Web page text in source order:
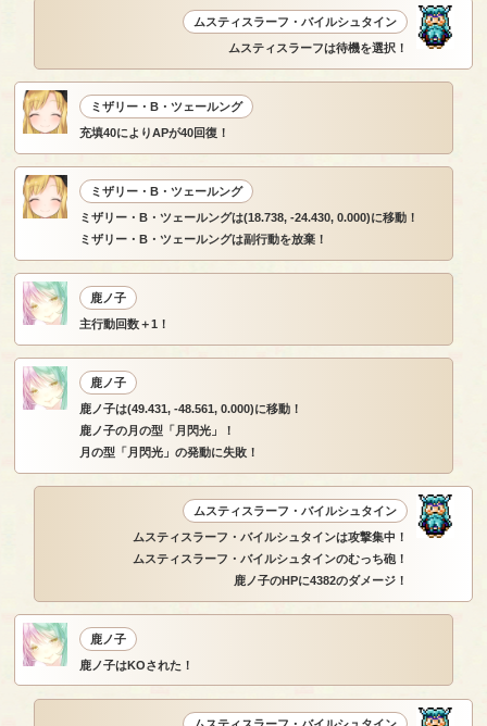
ムスティスラーフ・バイルシュタイン
ムスティスラーフは待機を選択！
ミザリー・B・ツェールング
充填40によりAPが40回復！
ミザリー・B・ツェールング
ミザリー・B・ツェールングは(18.738, -24.430, 0.000)に移動！
ミザリー・B・ツェールングは副行動を放棄！
鹿ノ子
主行動回数＋1！
鹿ノ子
鹿ノ子は(49.431, -48.561, 0.000)に移動！
鹿ノ子の月の型「月閃光」！
月の型「月閃光」の発動に失敗！
ムスティスラーフ・バイルシュタイン
ムスティスラーフ・バイルシュタインは攻撃集中！
ムスティスラーフ・バイルシュタインのむっち砲！
鹿ノ子のHPに4382のダメージ！
鹿ノ子
鹿ノ子はKOされた！